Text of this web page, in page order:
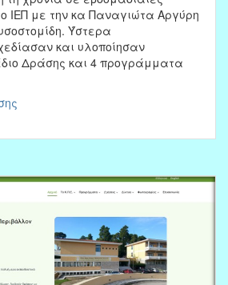
ΙΕΠ με την κα Παναγιώτα Αργύρη
Ύστερα
και υλοποίησαν
Δράσης και 4 προγράμματα
τις
δράσεις
πιλοτικών
σχολείων